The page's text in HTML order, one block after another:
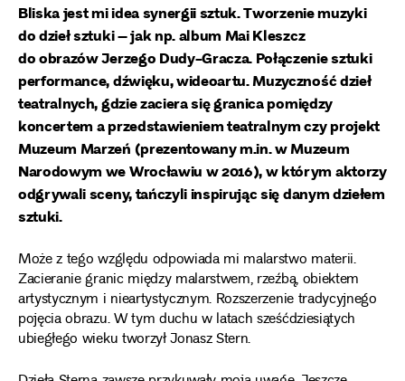
Bliska jest mi idea synergii sztuk. Tworzenie muzyki
do dzieł sztuki – jak np. album Mai Kleszcz
do obrazów Jerzego Dudy-Gracza. Połączenie sztuki
performance, dźwięku, wideoartu. Muzyczność dzieł
teatralnych, gdzie zaciera się granica pomiędzy
koncertem a przedstawieniem teatralnym czy projekt
Muzeum Marzeń (prezentowany m.in. w Muzeum
Narodowym we Wrocławiu w 2016), w którym aktorzy
odgrywali sceny, tańczyli inspirując się danym dziełem
sztuki.
Może z tego względu odpowiada mi malarstwo materii.
Zacieranie granic między malarstwem, rzeźbą, obiektem
artystycznym i nieartystycznym. Rozszerzenie tradycyjnego
pojęcia obrazu. W tym duchu w latach sześćdziesiątych
ubiegłego wieku tworzył Jonasz Stern.